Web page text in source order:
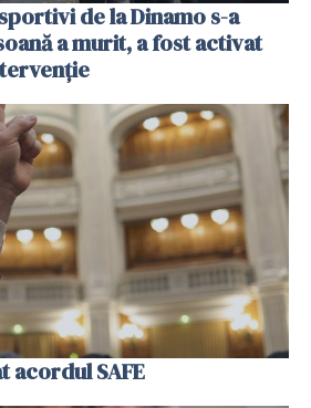
de la Dinamo s-a
a murit, a fost activat
acordul SAFE